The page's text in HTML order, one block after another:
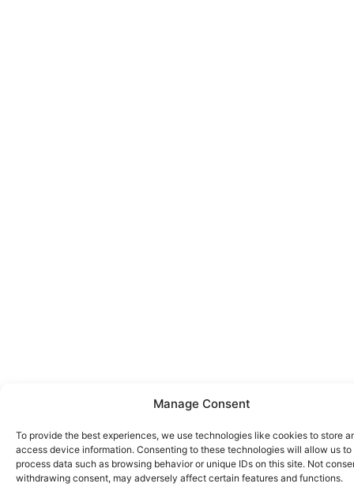
Manage Consent
To provide the best experiences, we use technologies like cookies to store
access device information. Consenting to these technologies will allow us to
process data such as browsing behavior or unique IDs on this site. Not
withdrawing consent, may adversely affect certain features and functions.